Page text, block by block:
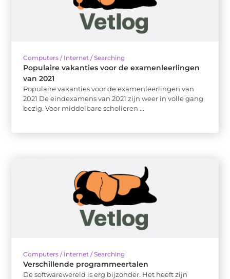
Computers / Internet / Searching
Populaire vakanties voor de examenleerlingen
van 2021
Populaire vakanties voor de examenleerlingen van
2021 De eindexamens van 2021 zijn weer in volle gang
bezig. Voor middelbare scholieren ...
Computers / Internet / Searching
Verschillende programmeertalen
De softwarewereld is erg bijzonder. Het heeft zijn